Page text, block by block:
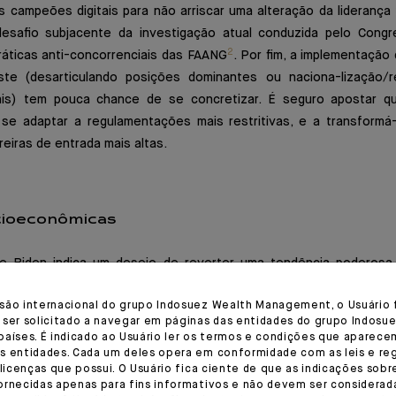
campeões digitais para não arriscar uma alteração da liderança
subjacente da investigação atual conduzida pelo
anti-concorrenciais das FAANG 2 . Por fim, a implementação
(desarticulando posições dominantes ou naciona-lização/
tem pouca chance de se concretizar. É seguro apostar
adaptar a regulamentações mais restritivas, e a
de entrada mais altas.
Biden indica um desejo de reverter uma tendência
alta. Em primeiro lugar, devemos desfazer um mito
se beneficiaram em particular nos anos Obama, o que custou
contrário, a média de salários reais subiu mais durante os anos
causalidade, mas uma coincidência ligada ao fato de que o pleno
internacional do grupo Indosuez Wealth Management, o
solicitado a navegar em páginas das entidades do grupo
É indicado ao Usuário ler os termos e condições que
entidades. Cada um deles opera em conformidade com as leis e
que possui. O Usuário fica ciente de que as indicações
apenas para fins informativos e não devem ser